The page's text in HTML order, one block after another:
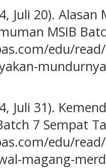
Juli 20).
MSIB
edu/
Juli 31).
7 Sempat
edu/
magang-